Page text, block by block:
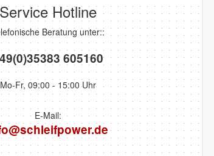
Service Hotline
Beratung unter::
605160
Mo-Fr, 09:00 - 15:00 Uhr
E-Mail: